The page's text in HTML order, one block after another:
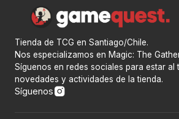
Tienda de TCG en Santiago/Chile.
Nos especializamos en Magic: The
Síguenos en redes sociales para estar al
novedades y actividades de la tienda.
Síguenos